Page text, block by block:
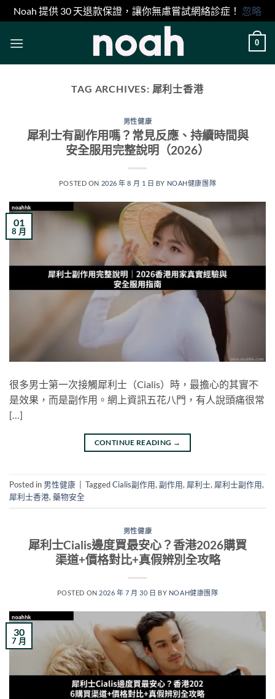
Noah 提供 30 天退款保證，讓你無慮嘗試網絡診症！ 忽略
0
TAG ARCHIVES: 犀利士香港
男性健康
犀利士有副作用嗎？常見反應、持續時間與
安全服用完整說明（2026）
POSTED ON 2026 年 8 月 1 日 BY NOAH健康團隊
01
8 月
很多男士第一次接觸犀利士（Cialis）時，最擔心的其實不
是效果，而是副作用。網上資訊五花八門，有人說頭痛很常
[…]
CONTINUE READING →
Posted in 男性健康 TaggedCialis副作用,副作用, 犀利士, 犀利士副作用,
犀利士香港,藥物安全
男性健康
犀利士Cialis邊度買最安心？香港2026購買
渠道+價格對比+真假辨別全攻略
POSTED ON 2026 年 7 月 30 日 BY NOAH健康團隊
30
7 月